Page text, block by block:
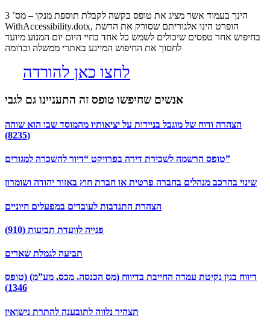
הינך בעמוד אשר מציג את טופס בקשה לקבלת תוספת מנקו – מס’ 3
WithAccessibility.dotx, הופרט הינו אלגוריתם שסורק את הרשת
בחיפוש אחר טפסים שיכולים לשמש כל אחד בחיי היום יום המנוע מיועד
לחסוך את החיפוש המייגע באתרי ממשלה וכדומה
לחצו כאן להורדה
אנשים שחיפשו טופס זה התעניינו גם לגבי
הצהרה ודוח של מוגבל בניידות על יציאותיו מהמוסד שבו הוא שוהה
(8235)
טופס הרשמה לשכירת דירה בפרויקט “דיור להשכרה למגורים”
שינוי בהרכב מנהלים בחברה פרטית או חברת חוץ באזור יהודה ושומרון
הצהרת התנדבות לעובדים במפעלים חיוניים
פנייה לוועדת תביעות (910)
תביעה לגמלת שארים
דיווח בגין נקיטת עמדה החייבת בדיווח (מס הכנסה, מכס, מע”מ) (טופס
1346)
תצהיר נלווה לתובענה להתרת נישואין